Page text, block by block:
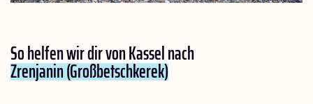
So helfen wir dir von Kassel nach
Zrenjanin (Großbetschkerek)